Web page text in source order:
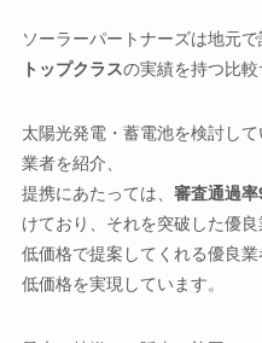
ソーラーパートナーズは地元
トップクラスの実績を持つ比較
太陽光発電・蓄電池を検討し
業者を紹介、
提携にあたっては、 審査通過率
けており、それを突破した優良
低価格で提案してくれる優良業
低価格を実現しています。